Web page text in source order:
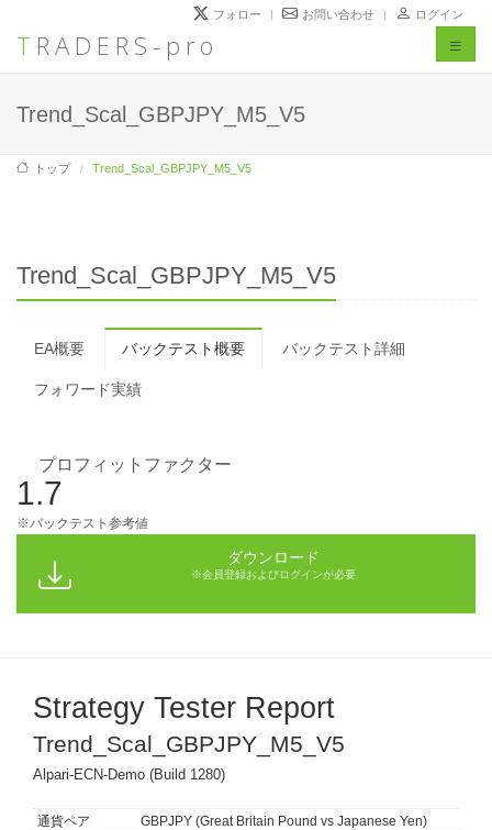
TRADERS-pro
フォロー お問い合わせ ログイン
Toggle
Trend_Scal_GBPJPY_M5_V5
トップ Trend_Scal_GBPJPY_M5_V5
Trend_Scal_GBPJPY_M5_V5
EA概要 バックテスト概要 バックテスト詳細
フォワード実績
プロフィットファクター
1.7
※バックテスト参考値
ダウンロード
※会員登録およびログインが必要
Strategy Tester Report
Trend_Scal_GBPJPY_M5_V5
Alpari-ECN-Demo (Build 1280)
通貨ペア GBPJPY (Great Britain Pound vs Japanese Yen)